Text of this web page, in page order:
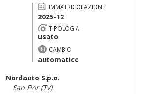
IMMATRICOLAZIONE
2025-12
TIPOLOGIA
usato
CAMBIO
automatico
Nordauto S.p.a.
San Fior (TV)